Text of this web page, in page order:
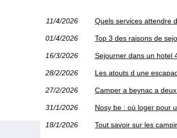
11/4/2026 Quels services attendre
01/4/2026 Top 3 des raisons de
16/3/2026 Sejourner dans un hotel
28/2/2026 Les atouts d une
27/2/2026 Camper a beynac a
31/1/2026 Nosy be : où loger pour
18/1/2026 Tout savoir sur les